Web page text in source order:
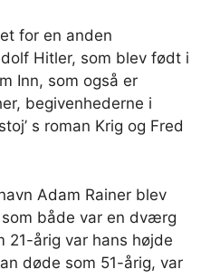
for en anden
Hitler, som blev født i
Inn, som også er
begivenhederne i
s roman Krig og Fred
Adam Rainer blev
både var en dværg
21-årig var hans højde
døde som 51-årig, var